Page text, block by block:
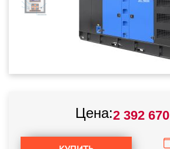
Цена:2 392 670